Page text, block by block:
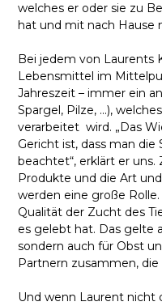
welches er oder sie zu
hat und mit nach Hause
Bei jedem von Laurents
Lebensmittel im
Jahreszeit – immer ein
Spargel, Pilze, ...),
verarbeitet wird. „Das
Gericht ist, dass man
beachtet“, erklärt er
Produkte und die Art
werden eine große
Qualität der Zucht des
es gelebt hat. Das gelte
sondern auch für Obst
Partnern zusammen,
Und wenn Laurent nicht